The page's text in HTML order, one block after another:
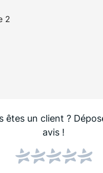
2
êtes un client ?
avis !